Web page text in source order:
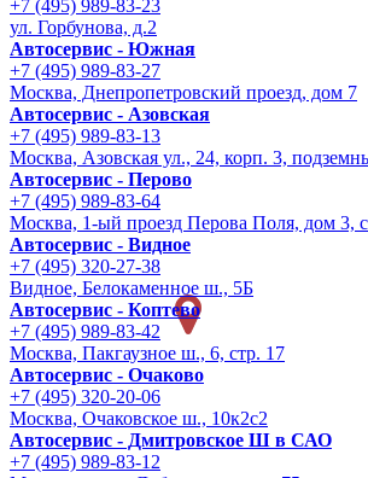
+7 (495) 989-83-23
ул. Горбунова, д.2
Автосервис - Южная
+7 (495) 989-83-27
Москва, Днепропетровский проезд, дом 7
Автосервис - Азовская
+7 (495) 989-83-13
Москва, Азовская ул., 24, корп. 3,
Автосервис - Перово
+7 (495) 989-83-64
Москва, 1-ый проезд Перова Поля, дом 3,
Автосервис - Видное
+7 (495) 320-27-38
Видное, Белокаменное ш., 5Б
Автосервис - Коптево
+7 (495) 989-83-42
Москва, Пакгаузное ш., 6, стр. 17
Автосервис - Очаково
+7 (495) 320-20-06
Москва, Очаковское ш., 10к2с2
Автосервис - Дмитровское Ш в САО
+7 (495) 989-83-12